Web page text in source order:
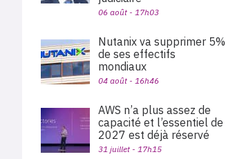
06 août - 17h03
Nutanix va supprimer 5%
de ses effectifs
mondiaux
04 août - 16h46
AWS n’a plus assez de
capacité et l’essentiel de
2027 est déjà réservé
31 juillet - 17h15